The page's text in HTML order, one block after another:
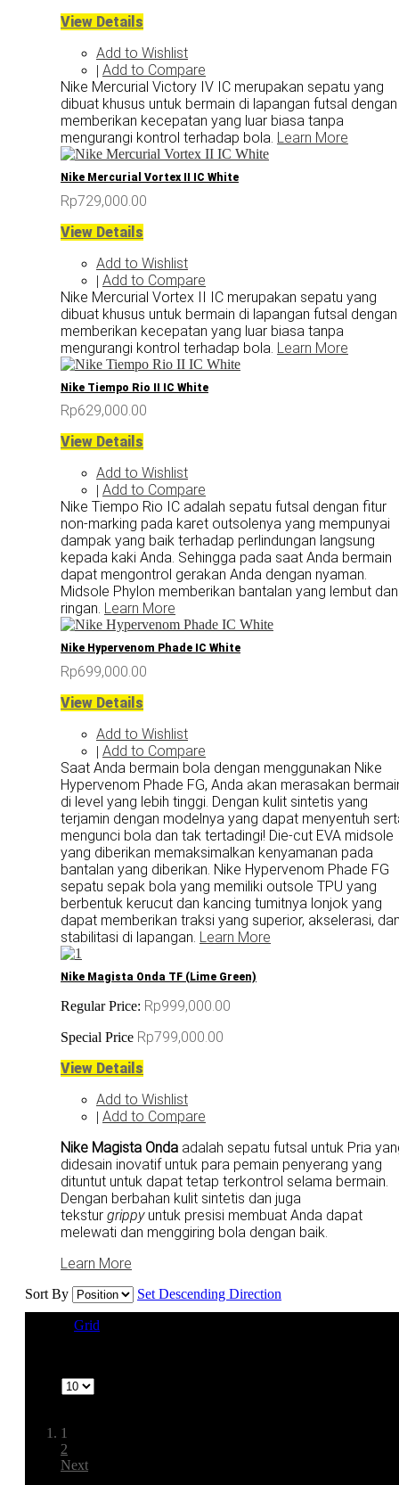
View Details
Add to Wishlist
| Add to Compare
Nike Mercurial Victory IV IC merupakan sepatu yang
dibuat khusus untuk bermain di lapangan futsal dengan
memberikan kecepatan yang luar biasa tanpa
mengurangi kontrol terhadap bola. Learn More
Nike Mercurial Vortex II IC White
Rp729,000.00
View Details
Add to Wishlist
| Add to Compare
Nike Mercurial Vortex II IC merupakan sepatu yang
dibuat khusus untuk bermain di lapangan futsal dengan
memberikan kecepatan yang luar biasa tanpa
mengurangi kontrol terhadap bola. Learn More
Nike Tiempo Rio II IC White
Rp629,000.00
View Details
Add to Wishlist
Add to Compare
Nike Tiempo Rio IC adalah sepatu futsal dengan fitur
non-marking pada karet outsolenya yang mempunyai
dampak yang baik terhadap perlindungan langsung
kepada kaki Anda. Sehingga pada saat Anda bermain
dapat mengontrol gerakan Anda dengan nyaman.
Midsole Phylon memberikan bantalan yang lembut dan
ringan. Learn More
Nike Hypervenom Phade IC White
Rp699,000.00
View Details
Add to Wishlist
| Add to Compare
Saat Anda bermain bola dengan menggunakan Nike
Hypervenom Phade FG, Anda akan merasakan
di level yang lebih tinggi. Dengan kulit sintetis yang
terjamin dengan modelnya yang dapat menyentuh
mengunci bola dan tak tertadingi! Die-cut EVA midsole
yang diberikan memaksimalkan kenyamanan pada
bantalan yang diberikan. Nike Hypervenom Phade FG
sepatu sepak bola yang memiliki outsole TPU yang
berbentuk kerucut dan kancing tumitnya lonjok yang
dapat memberikan traksi yang superior, akselerasi,
stabilitasi di lapangan. Learn More
Nike Magista Onda TF (Lime Green)
Regular Price: Rp999,000.00
Special Price Rp799,000.00
View Details
Add to Wishlist
| Add to Compare
Nike Magista Onda adalah sepatu futsal untuk Pria
didesain inovatif untuk para pemain penyerang yang
dituntut untuk dapat tetap terkontrol selama bermain.
Dengan berbahan kulit sintetis dan juga
tekstur grippy untuk presisi membuat Anda dapat
melewati dan menggiring bola dengan baik.
Learn More
Sort By Set Descending Direction
Grid
1
2
Next